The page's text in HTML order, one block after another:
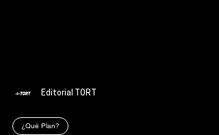
Editorial TORT